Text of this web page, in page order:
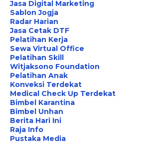
Jasa Digital Marketing
Sablon Jogja
Radar Harian
Jasa Cetak DTF
Pelatihan Kerja
Sewa Virtual Office
Pelatihan Skill
Witjaksono Foundation
Pelatihan Anak
Konveksi Terdekat
Medical Check Up Terdekat
Bimbel Karantina
Bimbel Unhan
Berita Hari Ini
Raja Info
Pustaka Media